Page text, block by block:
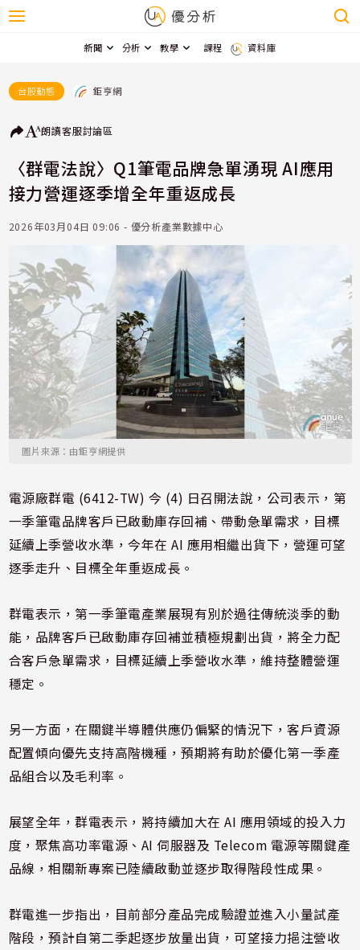
新聞 分析 教學 課程 資料庫
台股動態 鉅亨網
朗讀客服討論區
〈群電法說〉Q1筆電品牌急單湧現 AI應用
接力營運逐季增全年重返成長
2026年03月04日 09:06 - 優分析產業數據中心
圖片來源：由鉅亨網提供
電源廠群電 (6412-TW) 今 (4) 日召開法說，公司表示，第
一季筆電品牌客戶已啟動庫存回補、帶動急單需求，目標
延續上季營收水準，今年在 AI 應用相繼出貨下，營運可望
逐季走升、目標全年重返成長。
群電表示，第一季筆電產業展現有別於過往傳統淡季的動
能，品牌客戶已啟動庫存回補並積極規劃出貨，將全力配
合客戶急單需求，目標延續上季營收水準，維持整體營運
穩定。
另一方面，在關鍵半導體供應仍偏緊的情況下，客戶資源
配置傾向優先支持高階機種，預期將有助於優化第一季產
品組合以及毛利率。
展望全年，群電表示，將持續加大在 AI 應用領域的投入力
度，聚焦高功率電源、AI 伺服器及 Telecom 電源等關鍵產
品線，相關新專案已陸續啟動並逐步取得階段性成果。
群電進一步指出，目前部分產品完成驗證並進入小量試產
階段，預計自第二季起逐步放量出貨，可望接力挹注營收